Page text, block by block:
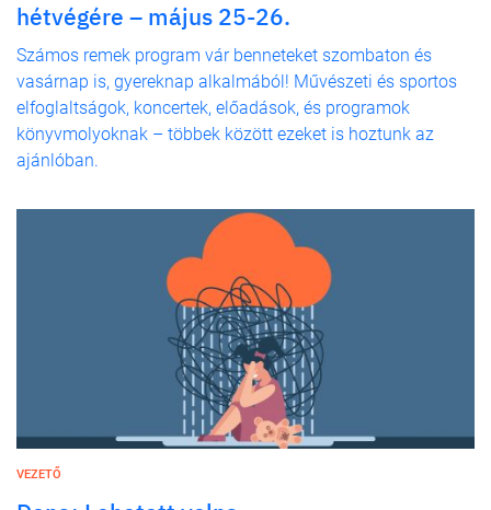
hétvégére – május 25-26.
Számos remek program vár benneteket szombaton és
vasárnap is, gyereknap alkalmából! Művészeti és sportos
elfoglaltságok, koncertek, előadások, és programok
könyvmolyoknak – többek között ezeket is hoztunk az
ajánlóban.
VEZETŐ